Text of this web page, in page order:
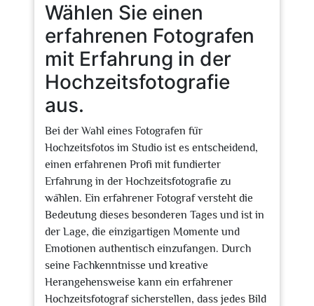
Wählen Sie einen
erfahrenen Fotografen
mit Erfahrung in der
Hochzeitsfotografie
aus.
Bei der Wahl eines Fotografen für
Hochzeitsfotos im Studio ist es entscheidend,
einen erfahrenen Profi mit fundierter
Erfahrung in der Hochzeitsfotografie zu
wählen. Ein erfahrener Fotograf versteht die
Bedeutung dieses besonderen Tages und ist in
der Lage, die einzigartigen Momente und
Emotionen authentisch einzufangen. Durch
seine Fachkenntnisse und kreative
Herangehensweise kann ein erfahrener
Hochzeitsfotograf sicherstellen, dass jedes Bild